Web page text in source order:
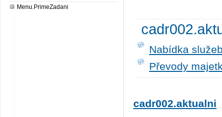
Menu.PrimeZadani
Nabídka
Převody
cadr002.aktualni